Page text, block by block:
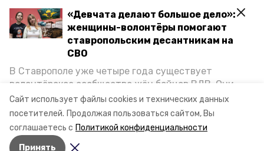
Сайт использует файлы cookies и технических данных
посетителей. Продолжая пользоваться сайтом, Вы
соглашаетесь с Политикой конфиденциальности
Принять
«Девчата делают большое дело»:
женщины-волонтёры помогают
ставропольским десантникам на
СВО
В Ставрополе уже четыре года существует
волонтёрское сообщество жён бойцов ВДВ. Они
организуют сборы вещей и продуктов для
участников спецоперации и лично отвозят всё это
на передовую. Девушки рассказали «Победе26», как
создавали добровольческий клуб и зачем проводят